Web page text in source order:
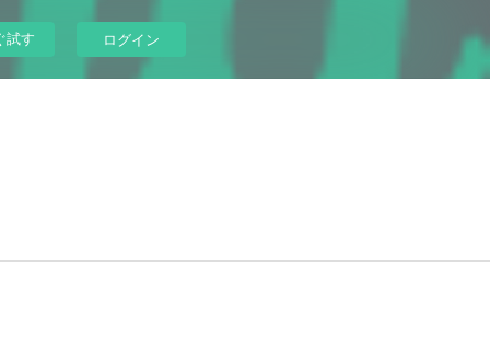
試す ログイン